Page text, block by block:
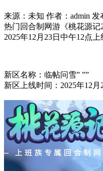
来源：未知 作者：admin 发
热门回合制网游《桃花源
2025年12月23日中午12点上
新区名称：临帖问雪” ””
新区上线时间：2025年12